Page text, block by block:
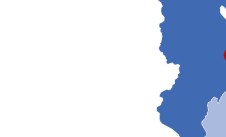
Zentralschweizer Kantone Luzern,
View as data table, Krebs: